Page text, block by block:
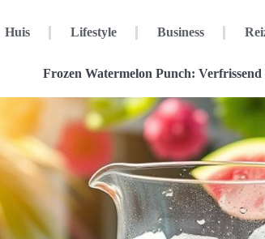
Huis Lifestyle Business
Frozen Watermelon Punch: Verfrissend